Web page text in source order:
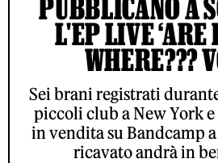
PUBBLICANO A
L'EP LIVE
WHERE???
Sei brani registrati
piccoli club a New York e
in vendita su Bandcamp
ricavato andrà in